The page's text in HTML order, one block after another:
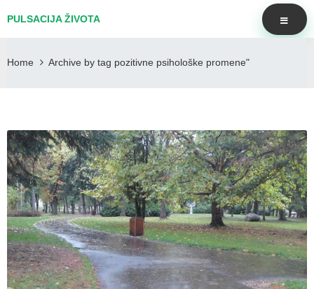
PULSACIJA ŽIVOTA
Home Archive by tag pozitivne psihološke promene"